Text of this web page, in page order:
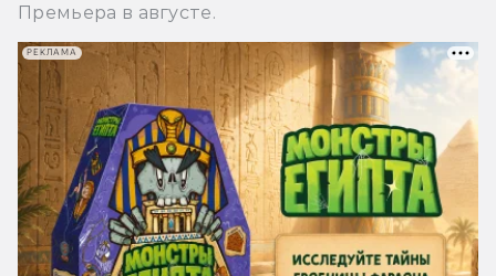
Премьера в августе.
РЕКЛАМА